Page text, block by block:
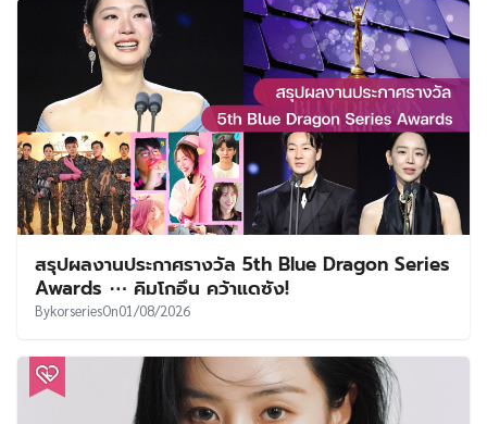
สรุปผลงานประกาศรางวัล 5th Blue Dragon Series
Awards ⋯ คิมโกอึน คว้าแดซัง!
BykorseriesOn01/08/2026